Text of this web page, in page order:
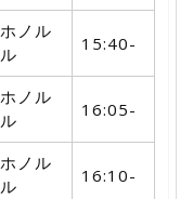
ホノル
ル
15:40-
ホノル
ル
16:05-
ホノル
ル
16:10-